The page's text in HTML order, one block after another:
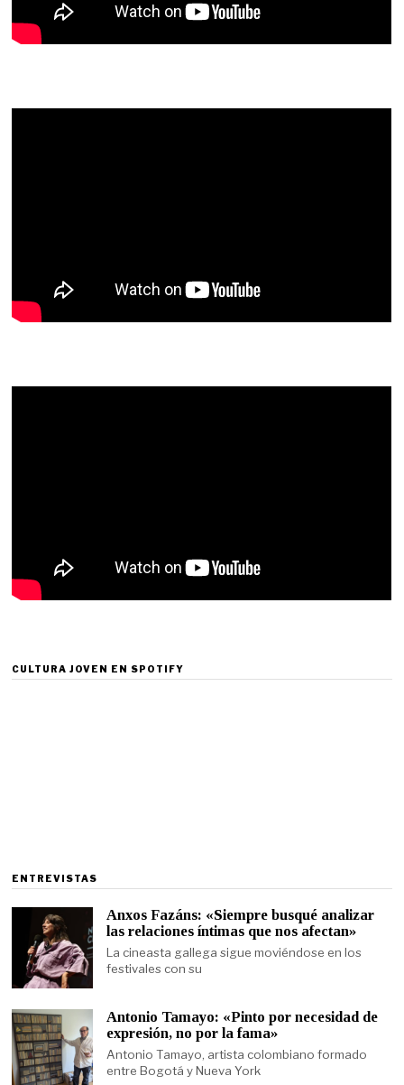
CULTURA JOVEN EN SPOTIFY
ENTREVISTAS
Anxos Fazáns: «Siempre busqué analizar
las relaciones íntimas que nos afectan»
La cineasta gallega sigue moviéndose en los
festivales con su
Antonio Tamayo: «Pinto por necesidad de
expresión, no por la fama»
Antonio Tamayo, artista colombiano formado
entre Bogotá y Nueva York